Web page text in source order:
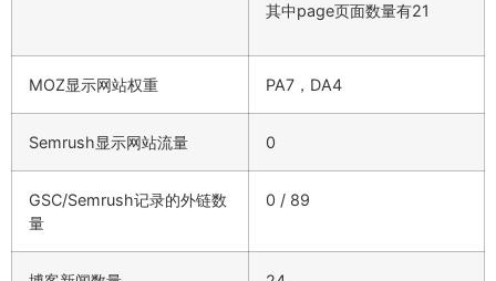
其中page页面数量有21
MOZ显示网站权重 PA7，DA4
Semrush显示网站流量 0
GSC/Semrush记录的外链数
量
0 / 89